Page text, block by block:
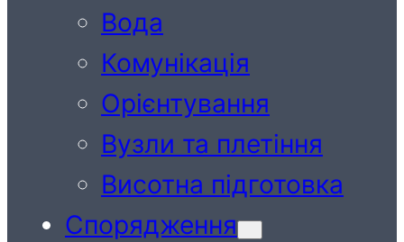
Вода
Комунікація
Орієнтування
Вузли та плетіння
Висотна підготовка
Спорядження